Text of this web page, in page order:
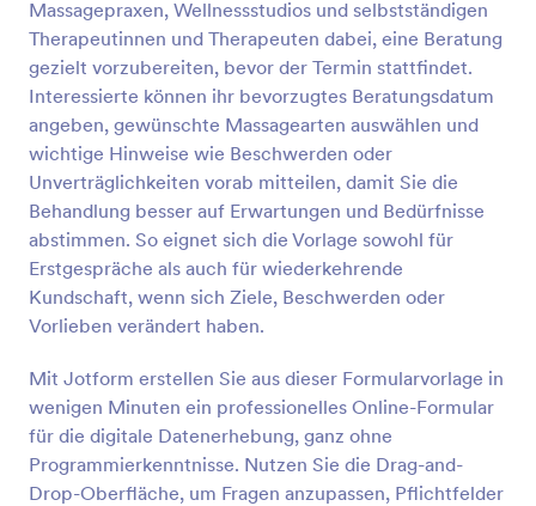
Massagepraxen, Wellnessstudios und selbstständigen
Therapeutinnen und Therapeuten dabei, eine Beratung
gezielt vorzubereiten, bevor der Termin stattfindet.
Interessierte können ihr bevorzugtes Beratungsdatum
angeben, gewünschte Massagearten auswählen und
wichtige Hinweise wie Beschwerden oder
Unverträglichkeiten vorab mitteilen, damit Sie die
Behandlung besser auf Erwartungen und Bedürfnisse
abstimmen. So eignet sich die Vorlage sowohl für
Erstgespräche als auch für wiederkehrende
Kundschaft, wenn sich Ziele, Beschwerden oder
Vorlieben verändert haben.
Mit Jotform erstellen Sie aus dieser Formularvorlage in
wenigen Minuten ein professionelles Online-Formular
für die digitale Datenerhebung, ganz ohne
Programmierkenntnisse. Nutzen Sie die Drag-and-
Drop-Oberfläche, um Fragen anzupassen, Pflichtfelder
Vorschau